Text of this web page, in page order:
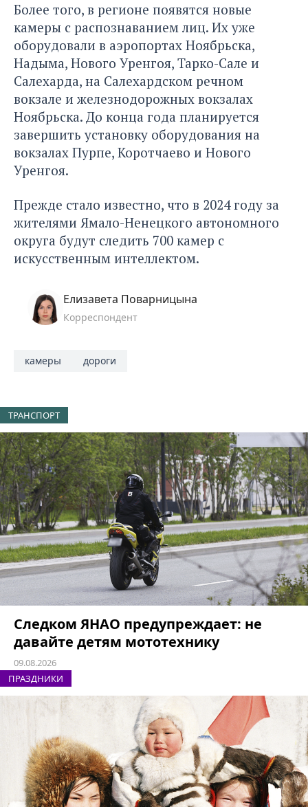
Более того, в регионе появятся новые
камеры с распознаванием лиц. Их уже
оборудовали в аэропортах Ноябрьска,
Надыма, Нового Уренгоя, Тарко-Сале и
Салехарда, на Салехардском речном
вокзале и железнодорожных вокзалах
Ноябрьска. До конца года планируется
завершить установку оборудования на
вокзалах Пурпе, Коротчаево и Нового
Уренгоя.
Прежде стало известно, что в 2024 году за
жителями Ямало-Ненецкого автономного
округа будут следить 700 камер с
искусственным интеллектом.
Елизавета Поварницына
Корреспондент
камеры дороги
ТРАНСПОРТ
Следком ЯНАО предупреждает: не
давайте детям мототехнику
09.08.2026
ПРАЗДНИКИ